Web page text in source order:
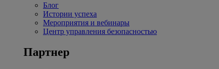
Блог
Истории успеха
Мероприятия и вебинары
Центр управления безопасностью
Партнер